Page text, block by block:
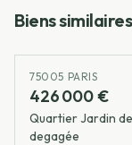
Biens
75005 PARIS
426 000 €
Quartier Jardin
degagée